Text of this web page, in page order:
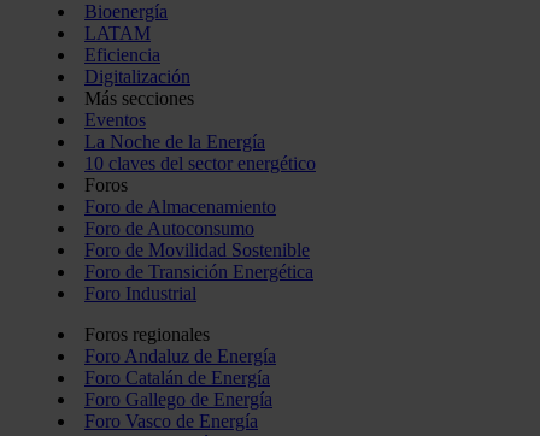
Bioenergía
LATAM
Eficiencia
Digitalización
Más secciones
Eventos
La Noche de la Energía
10 claves del sector energético
Foros
Foro de Almacenamiento
Foro de Autoconsumo
Foro de Movilidad Sostenible
Foro de Transición Energética
Foro Industrial
Foros regionales
Foro Andaluz de Energía
Foro Catalán de Energía
Foro Gallego de Energía
Foro Vasco de Energía